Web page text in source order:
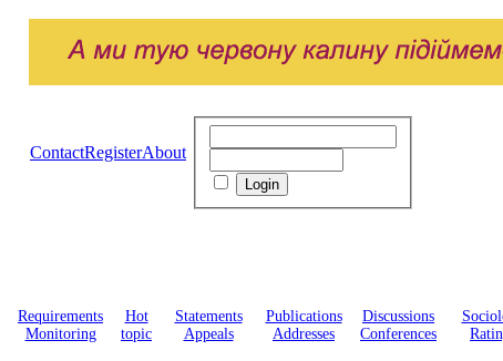
ContactRegisterAbout
Requirements
Monitoring
Hot
topic
Statements
Appeals
Publications
Addresses
Discussions
Conferences